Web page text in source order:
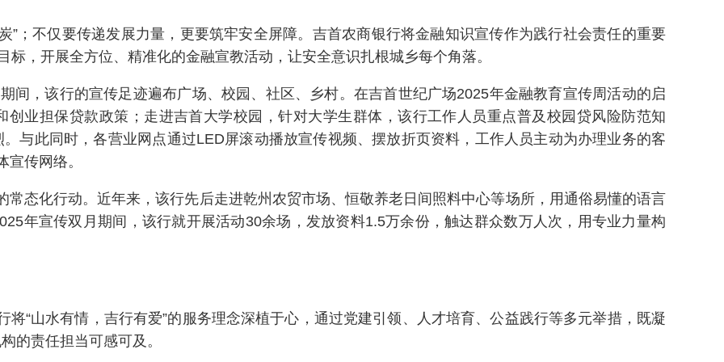
”；不仅要传递发展力量，更要筑牢安全屏障。吉首农商银行将金融知识宣传作为践行社会责任的重要
标，开展全方位、精准化的金融宣教活动，让安全意识扎根城乡每个角落。
间，该行的宣传足迹遍布广场、校园、社区、乡村。在吉首世纪广场2025年金融教育宣传周活动的启
业担保贷款政策；走进吉首大学校园，针对大学生群体，该行工作人员重点普及校园贷风险防范知
与此同时，各营业网点通过LED屏滚动播放宣传视频、摆放折页资料，工作人员主动为办理业务的客
宣传网络。
常态化行动。近年来，该行先后走进乾州农贸市场、恒敬养老日间照料中心等场所，用通俗易懂的语言
年宣传双月期间，该行就开展活动30余场，发放资料1.5万余份，触达群众数万人次，用专业力量构
“山水有情，吉行有爱”的服务理念深植于心，通过党建引领、人才培育、公益践行等多元举措，既凝
的责任担当可感可及。